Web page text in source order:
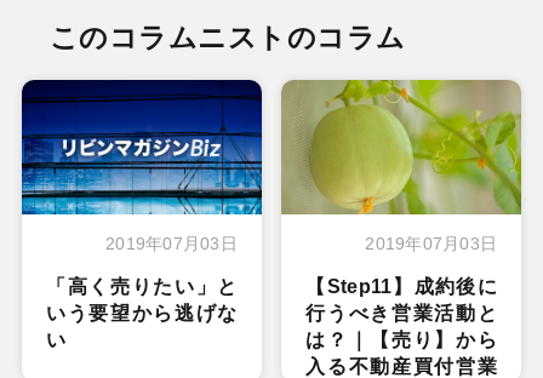
このコラムニストのコラム
2019年07月03日
「高く売りたい」と
いう要望から逃げな
い
2019年07月03日
【Step11】成約後に
行うべき営業活動と
は？｜【売り】から
入る不動産買付営業